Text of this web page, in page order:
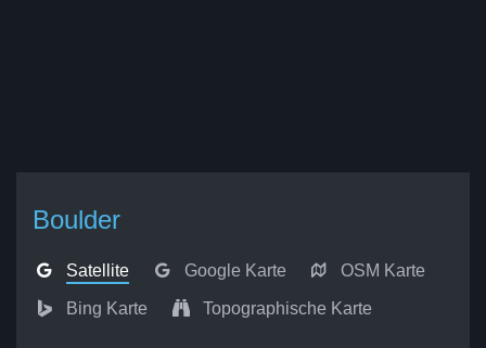
Boulder
Satellite Google Karte OSM Karte
Bing Karte Topographische Karte